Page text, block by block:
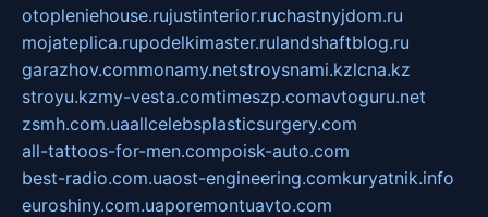
otopleniehouse.rujustinterior.ruchastnyjdom.ru
mojateplica.rupodelkimaster.rulandshaftblog.ru
garazhov.commonamy.netstroysnami.kzlcna.kz
stroyu.kzmy-vesta.comtimeszp.comavtoguru.net
zsmh.com.uaallcelebsplasticsurgery.com
all-tattoos-for-men.compoisk-auto.com
best-radio.com.uaost-engineering.comkuryatnik.info
euroshiny.com.uaporemontuavto.com